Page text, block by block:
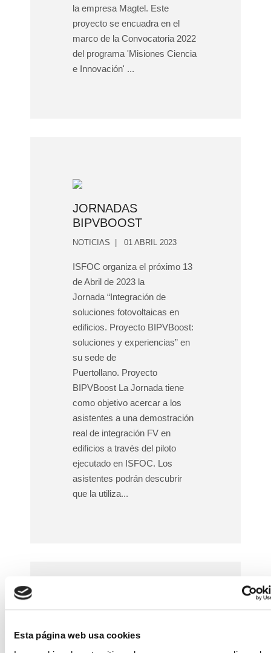
Esta página web usa cookies
la empresa Magtel. Este
proyecto se encuadra en el
marco de la Convocatoria 2022
del programa 'Misiones Ciencia
e Innovación' ...
JORNADAS
BIPVBOOST
NOTICIAS 01 ABRIL 2023
ISFOC organiza el próximo 13
de Abril de 2023 la
Jornada “Integración de
soluciones fotovoltaicas en
edificios. Proyecto BIPVBoost:
soluciones y experiencias” en
su sede de
Puertollano. Proyecto
BIPVBoost La Jornada tiene
como objetivo acercar a los
asistentes a una demostración
real de integración FV en
edificios a través del piloto
ejecutado en ISFOC. Los
asistentes podrán descubrir
que la utiliza...
REUNIÓN DE